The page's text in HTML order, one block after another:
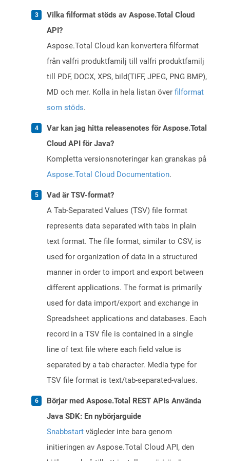
Vilka filformat stöds av Aspose.Total Cloud
API?
Aspose.Total Cloud kan konvertera filformat
från valfri produktfamilj till valfri produktfamilj
till PDF, DOCX, XPS, bild(TIFF, JPEG, PNG BMP),
MD och mer. Kolla in hela listan över filformat
som stöds.
Var kan jag hitta releasenotes för Aspose.Total
Cloud API för Java?
Kompletta versionsnoteringar kan granskas på
Aspose.Total Cloud Documentation.
Vad är TSV-format?
A Tab-Separated Values (TSV) file format
represents data separated with tabs in plain
text format. The file format, similar to CSV, is
used for organization of data in a structured
manner in order to import and export between
different applications. The format is primarily
used for data import/export and exchange in
Spreadsheet applications and databases. Each
record in a TSV file is contained in a single
line of text file where each field value is
separated by a tab character. Media type for
TSV file format is text/tab-separated-values.
Börjar med Aspose.Total REST APIs Använda
Java SDK: En nybörjarguide
Snabbstart vägleder inte bara genom
initieringen av Aspose.Total Cloud API, den